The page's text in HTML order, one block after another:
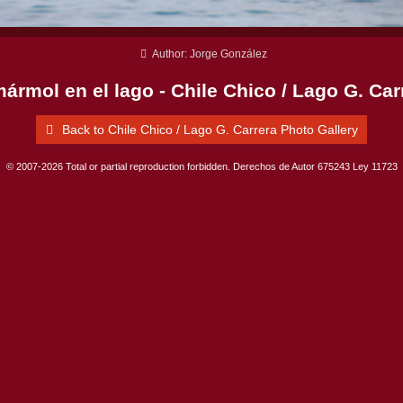
Author: Jorge González
en el lago - Chile Chico / Lago G.
Back to Chile Chico / Lago G. Carrera Photo Gallery
© 2007-2026 Total or partial reproduction forbidden. Derechos de Autor 675243 Ley 11723